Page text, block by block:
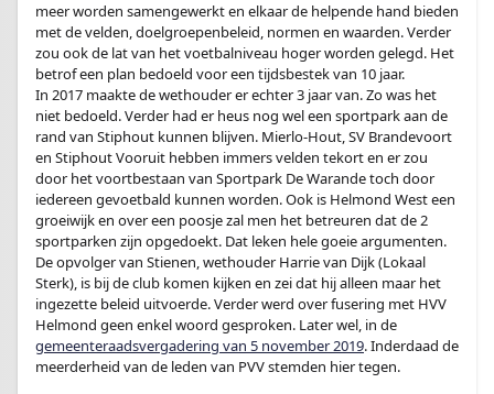
meer worden samengewerkt en elkaar de helpende hand bieden
met de velden, doelgroepenbeleid, normen en waarden. Verder
zou ook de lat van het voetbalniveau hoger worden gelegd. Het
betrof een plan bedoeld voor een tijdsbestek van 10 jaar.
In 2017 maakte de wethouder er echter 3 jaar van. Zo was het
niet bedoeld. Verder had er heus nog wel een sportpark aan de
rand van Stiphout kunnen blijven. Mierlo-Hout, SV Brandevoort
en Stiphout Vooruit hebben immers velden tekort en er zou
door het voortbestaan van Sportpark De Warande toch door
iedereen gevoetbald kunnen worden. Ook is Helmond West een
groeiwijk en over een poosje zal men het betreuren dat de 2
sportparken zijn opgedoekt. Dat leken hele goeie argumenten.
De opvolger van Stienen, wethouder Harrie van Dijk (Lokaal
Sterk), is bij de club komen kijken en zei dat hij alleen maar het
ingezette beleid uitvoerde. Verder werd over fusering met HVV
Helmond geen enkel woord gesproken. Later wel, in de
gemeenteraadsvergadering van 5 november 2019. Inderdaad de
meerderheid van de leden van PVV stemden hier tegen.